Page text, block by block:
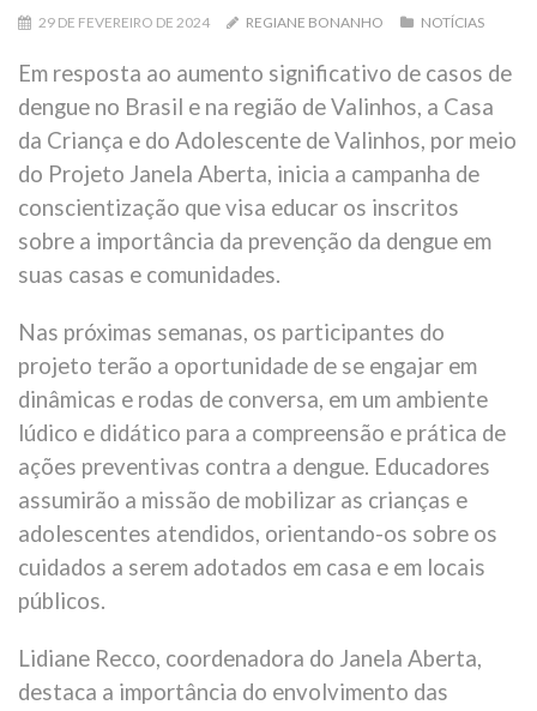
29 DE FEVEREIRO DE 2024 REGIANE BONANHO NOTÍCIAS
Em resposta ao aumento significativo de casos de
dengue no Brasil e na região de Valinhos, a Casa
da Criança e do Adolescente de Valinhos, por meio
do Projeto Janela Aberta, inicia a campanha de
conscientização que visa educar os inscritos
sobre a importância da prevenção da dengue em
suas casas e comunidades.
Nas próximas semanas, os participantes do
projeto terão a oportunidade de se engajar em
dinâmicas e rodas de conversa, em um ambiente
lúdico e didático para a compreensão e prática de
ações preventivas contra a dengue. Educadores
assumirão a missão de mobilizar as crianças e
adolescentes atendidos, orientando-os sobre os
cuidados a serem adotados em casa e em locais
públicos.
Lidiane Recco, coordenadora do Janela Aberta,
destaca a importância do envolvimento das